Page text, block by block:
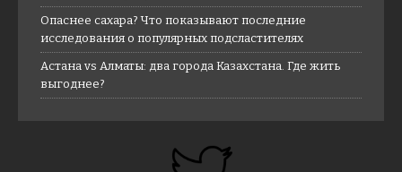
Опаснее сахара? Что показывают последние
исследования о популярных подсластителях
Астана vs Алматы: два города Казахстана. Где жить
выгоднее?